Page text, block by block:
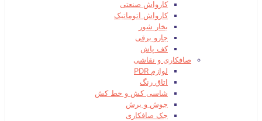
کارواش صنعتی
کارواش اتوماتیک
بخار شور
جارو برقی
کف پاش
صافکاری و نقاشی
لوازم PDR
اتاق رنگ
شاسی کش و خط کش
جوش و برش
جک صافکاری